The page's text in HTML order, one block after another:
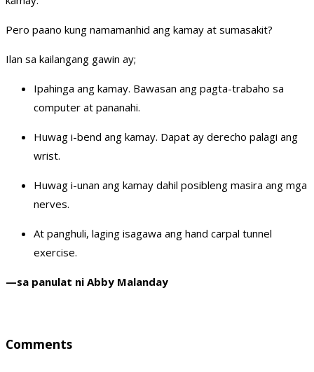
Pero paano kung namamanhid ang kamay at sumasakit?
Ilan sa kailangang gawin ay;
Ipahinga ang kamay. Bawasan ang pagta-trabaho sa
computer at pananahi.
Huwag i-bend ang kamay. Dapat ay derecho palagi ang
wrist.
Huwag i-unan ang kamay dahil posibleng masira ang mga
nerves.
At panghuli, laging isagawa ang hand carpal tunnel
exercise.
—sa panulat ni Abby Malanday
Comments